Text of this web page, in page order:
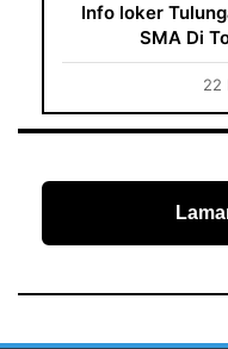
Info loker
SMA Di
22